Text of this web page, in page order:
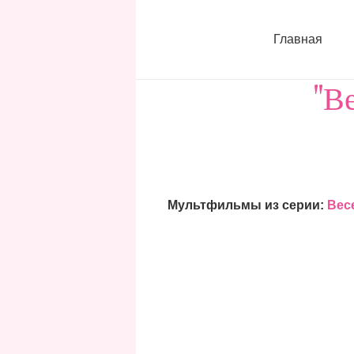
Главная
Мультфильмы из серии: